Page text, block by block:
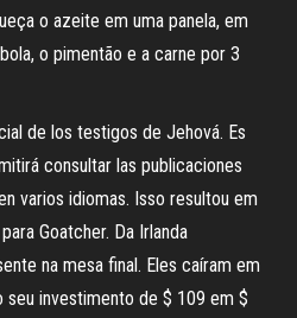
o azeite em uma panela, em
o pimentão e a carne por 3
de los testigos de Jehová. Es
consultar las publicaciones
varios idiomas. Isso resultou em
Goatcher. Da Irlanda
na mesa final. Eles caíram em
seu investimento de $ 109 em $